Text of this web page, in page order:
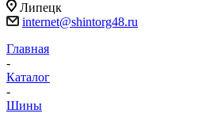
Липецк
internet@shintorg48.ru
Главная
-
Каталог
-
Шины